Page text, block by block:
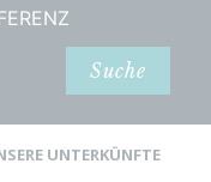
Suche
UNTERKÜNFTE